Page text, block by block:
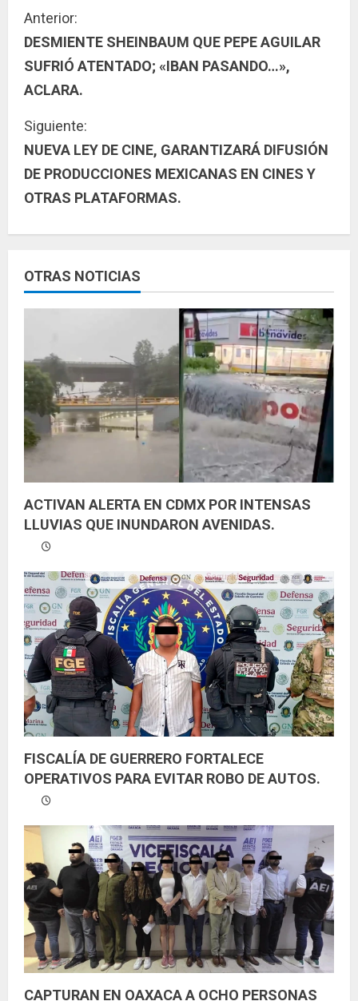
S
i
g
u
e
l
e
d
o
Anterior:
DESMIENTE SHEINBAUM QUE PEPE AGUILAR
SUFRIÓ ATENTADO; «IBAN PASANDO…»,
ACLARA.
Siguiente:
NUEVA LEY DE CINE, GARANTIZARÁ DIFUSIÓN
DE PRODUCCIONES MEXICANAS EN CINES Y
OTRAS PLATAFORMAS.
OTRAS NOTICIAS
ACTIVAN ALERTA EN CDMX POR INTENSAS
LLUVIAS QUE INUNDARON AVENIDAS.
FISCALÍA DE GUERRERO FORTALECE
OPERATIVOS PARA EVITAR ROBO DE AUTOS.
CAPTURAN EN OAXACA A OCHO PERSONAS